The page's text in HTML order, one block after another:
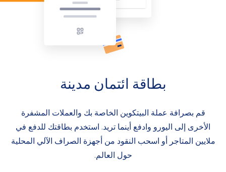
بطاقة ائتمان مدينة
قم بصرافة عملة البيتكوين الخاصة بك والعملات المشفرة
الأخرى إلى اليورو وادفع أينما تريد. استخدم بطاقتك للدفع في
ملايين المتاجر أو اسحب النقود من أجهزة الصراف الآلي المحلية
حول العالم.